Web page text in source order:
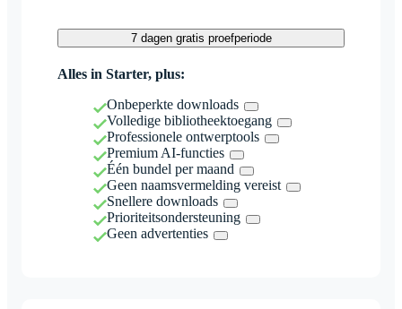
7 dagen gratis proefperiode
Alles in Starter, plus:
Onbeperkte downloads
Volledige bibliotheektoegang
Professionele ontwerptools
Premium AI-functies
Één bundel per maand
Geen naamsvermelding vereist
Snellere downloads
Prioriteitsondersteuning
Geen advertenties